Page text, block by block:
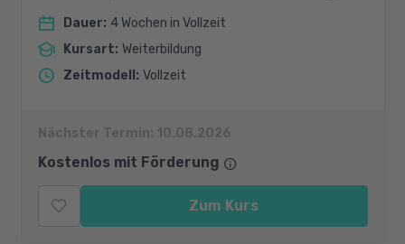
Dauer: 4 Wochen in Vollzeit
Kursart: Weiterbildung
Zeitmodell : Vollzeit
Nächster Termin: 10.08.2026
Kostenlos mit Förderung
Zum Kurs